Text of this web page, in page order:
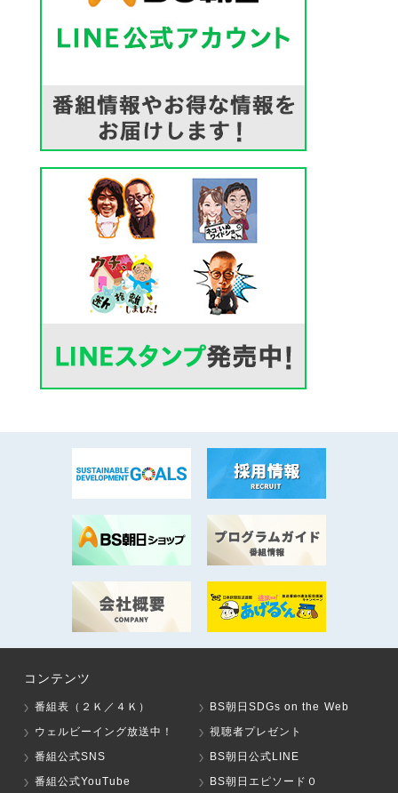
コンテンツ
番組表（２Ｋ／４Ｋ）
BS朝日SDGs on the Web
ウェルビーイング放送中！
視聴者プレゼント
番組公式SNS
BS朝日公式LINE
番組公式YouTube
BS朝日エピソード０